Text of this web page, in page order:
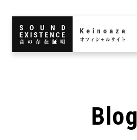
Blog